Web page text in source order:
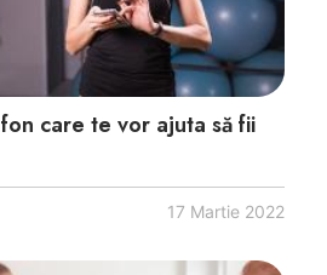
care te vor ajuta să fii
17 Martie 2022